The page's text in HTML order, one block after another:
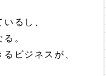
るし、
。
ビジネスが、